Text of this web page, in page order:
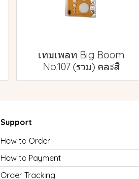
เทมเพลท Big Boom
No.107 (รวม) คละสี
Support
How to Order
How to Payment
Order Tracking